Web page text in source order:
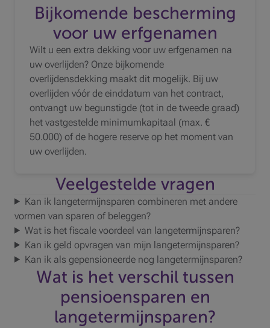
Bijkomende bescherming
voor uw erfgenamen
Wilt u een extra dekking voor uw erfgenamen na
uw overlijden? Onze bijkomende
overlijdensdekking maakt dit mogelijk. Bij uw
overlijden vóór de einddatum van het contract,
ontvangt uw begunstigde (tot in de tweede graad)
het vastgestelde minimumkapitaal (max. €
50.000) of de hogere reserve op het moment van
uw overlijden.
Veelgestelde vragen
Kan ik langetermijnsparen combineren met andere
vormen van sparen of beleggen?
Wat is het fiscale voordeel van langetermijnsparen?
Kan ik geld opvragen van mijn langetermijnsparen?
Kan ik als gepensioneerde nog langetermijnsparen?
Wat is het verschil tussen
pensioensparen en
langetermijnsparen?